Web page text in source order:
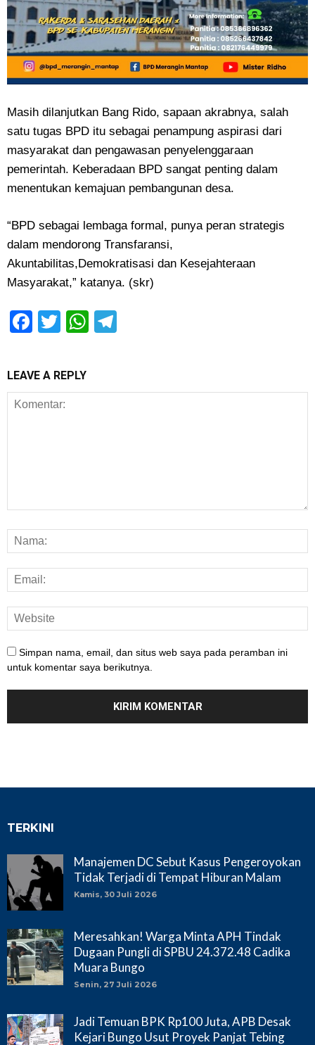
Masih dilanjutkan Bang Rido, sapaan akrabnya, salah
satu tugas BPD itu sebagai penampung aspirasi dari
masyarakat dan pengawasan penyelenggaraan
pemerintah. Keberadaan BPD sangat penting dalam
menentukan kemajuan pembangunan desa.
“BPD sebagai lembaga formal, punya peran strategis
dalam mendorong Transfaransi,
Akuntabilitas,Demokratisasi dan Kesejahteraan
Masyarakat,” katanya. (skr)
Facebook
TwitterWhatsApp
LEAVE A REPLY
Simpan nama, email, dan situs web saya pada peramban ini
untuk komentar saya berikutnya.
TERKINI
Manajemen DC Sebut Kasus Pengeroyokan
Tidak Terjadi di Tempat Hiburan Malam
Kamis, 30 Juli 2026
Meresahkan! Warga Minta APH Tindak
Dugaan Pungli di SPBU 24.372.48 Cadika
Muara Bungo
Senin, 27 Juli 2026
Jadi Temuan BPK Rp100 Juta, APB Desak
Kejari Bungo Usut Proyek Panjat Tebing